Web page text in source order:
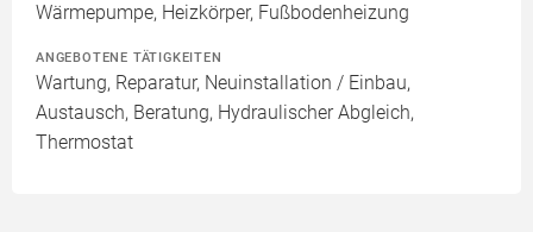
Wärmepumpe, Heizkörper, Fußbodenheizung
ANGEBOTENE TÄTIGKEITEN
Wartung, Reparatur, Neuinstallation / Einbau,
Austausch, Beratung, Hydraulischer Abgleich,
Thermostat